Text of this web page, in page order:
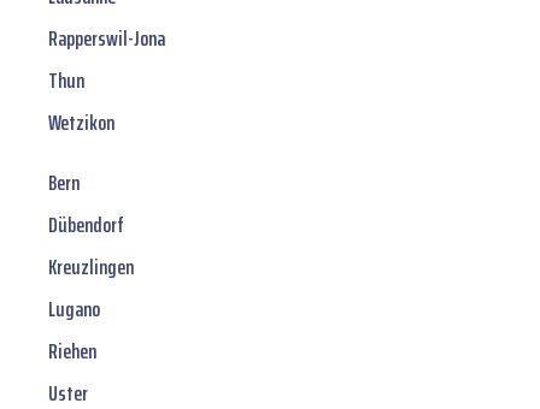
Rapperswil-Jona
Thun
Wetzikon
Bern
Dübendorf
Kreuzlingen
Lugano
Riehen
Uster